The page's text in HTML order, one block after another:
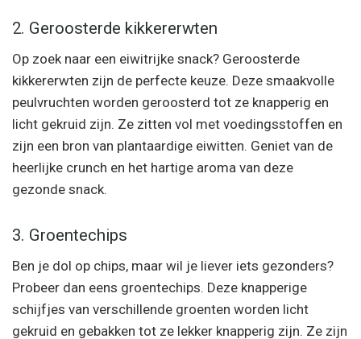
2. Geroosterde kikkererwten
Op zoek naar een eiwitrijke snack? Geroosterde
kikkererwten zijn de perfecte keuze. Deze smaakvolle
peulvruchten worden geroosterd tot ze knapperig en
licht gekruid zijn. Ze zitten vol met voedingsstoffen en
zijn een bron van plantaardige eiwitten. Geniet van de
heerlijke crunch en het hartige aroma van deze
gezonde snack.
3. Groentechips
Ben je dol op chips, maar wil je liever iets gezonders?
Probeer dan eens groentechips. Deze knapperige
schijfjes van verschillende groenten worden licht
gekruid en gebakken tot ze lekker knapperig zijn. Ze zijn